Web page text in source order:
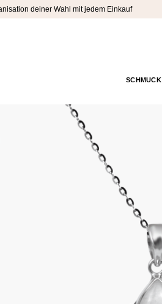
deiner Wahl mit jedem Einkauf
SCHMUCK